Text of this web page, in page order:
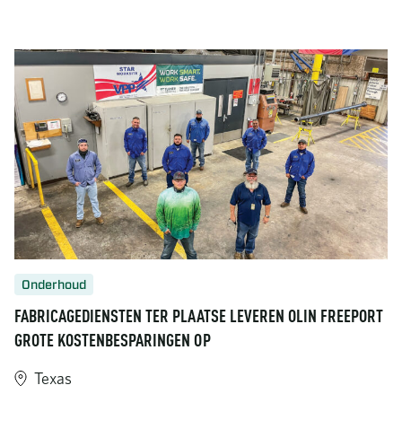
Onderhoud
FABRICAGEDIENSTEN TER PLAATSE LEVEREN OLIN FREEPORT
GROTE KOSTENBESPARINGEN OP
Texas